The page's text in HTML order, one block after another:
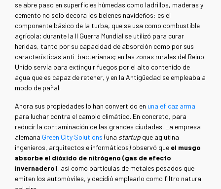
se abre paso en superficies húmedas como ladrillos, maderas y
cemento no solo decora los belenes navideños: es el
componente básico de la turba, que se usa como combustible
agrícola; durante la II Guerra Mundial se utilizó para curar
heridas, tanto por su capacidad de absorción como por sus
características anti-bacterianas; en las zonas rurales del Reino
Unido servía para extinguir fuegos por el alto contenido de
agua que es capaz de retener, y en la Antigüedad se empleaba a
modo de pañal.
Ahora sus propiedades lo han convertido en una eficaz arma
para luchar contra el cambio climático. En concreto, para
reducir la contaminación de las grandes ciudades. La empresa
alemana Green City Solutions (una startup que aglutina
ingenieros, arquitectos e informáticos) observó que el musgo
absorbe el dióxido de nitrógeno (gas de efecto
invernadero), así como partículas de metales pesados que
emiten los automóviles, y decidió emplearlo como filtro natural